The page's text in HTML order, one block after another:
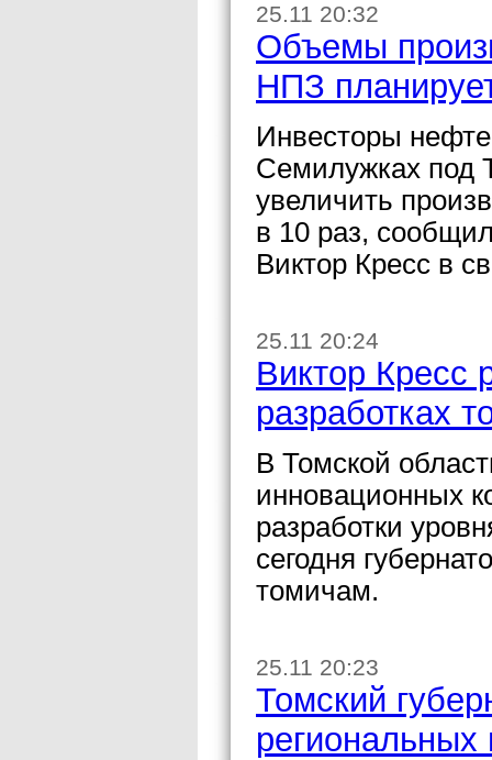
25.11 20:32
Объемы
НПЗ
Инвесторы
Семилужках под
увеличить
в 10 раз,
Виктор Кресс в
25.11 20:24
Виктор Кресс
разработках
В Томской
инновационных
разработки
сегодня
томичам.
25.11 20:23
Томский
региональных